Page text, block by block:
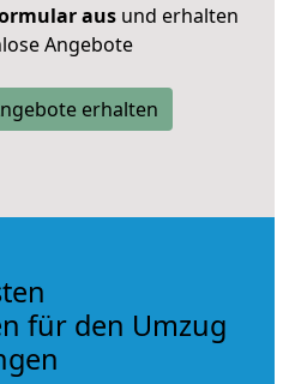
ausund erhalten
Angebote
erhalten
für den Umzug